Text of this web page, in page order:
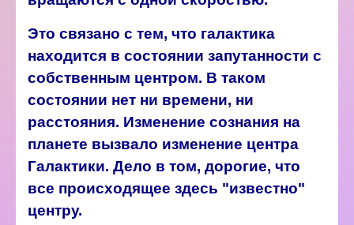
Это связано с тем, что галактика
находится в состоянии запутанности с
собственным центром. В таком
состоянии нет ни времени, ни
расстояния. Изменение сознания на
планете вызвало изменение центра
Галактики. Дело в том, дорогие, что
все происходящее здесь "известно"
центру.